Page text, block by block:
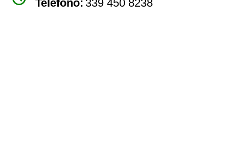
Telefono: 339 450 8238